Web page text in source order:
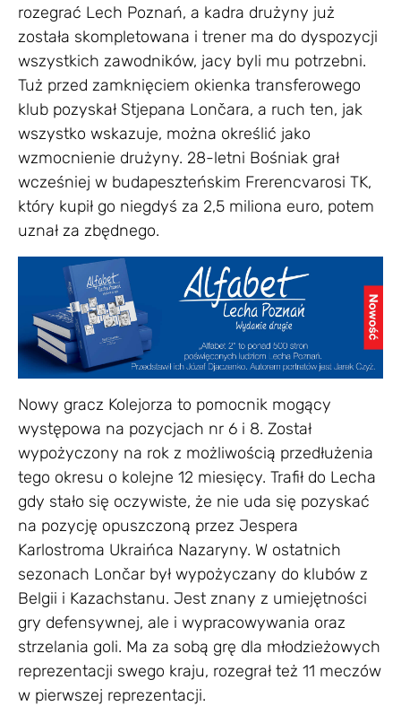
rozegrać Lech Poznań, a kadra drużyny już
została skompletowana i trener ma do dyspozycji
wszystkich zawodników, jacy byli mu potrzebni.
Tuż przed zamknięciem okienka transferowego
klub pozyskał Stjepana Lončara, a ruch ten, jak
wszystko wskazuje, można określić jako
wzmocnienie drużyny. 28-letni Bośniak grał
wcześniej w budapeszteńskim Frerencvarosi TK,
który kupił go niegdyś za 2,5 miliona euro, potem
uznał za zbędnego.
Nowy gracz Kolejorza to pomocnik mogący
występowa na pozycjach nr 6 i 8. Został
wypożyczony na rok z możliwością przedłużenia
tego okresu o kolejne 12 miesięcy. Trafił do Lecha
gdy stało się oczywiste, że nie uda się pozyskać
na pozycję opuszczoną przez Jespera
Karlostroma Ukraińca Nazaryny. W ostatnich
sezonach Lončar był wypożyczany do klubów z
Belgii i Kazachstanu. Jest znany z umiejętności
gry defensywnej, ale i wypracowywania oraz
strzelania goli. Ma za sobą grę dla młodzieżowych
reprezentacji swego kraju, rozegrał też 11 meczów
w pierwszej reprezentacji.